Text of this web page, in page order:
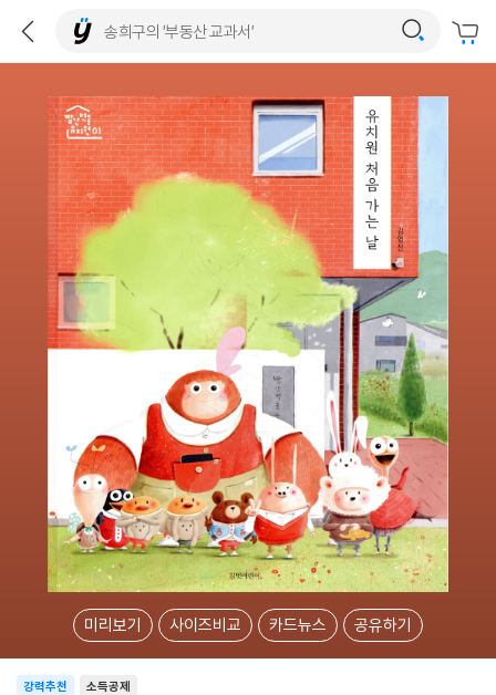
미리보기 사이즈비교 카드뉴스 공유하기
소득공제
강력추천